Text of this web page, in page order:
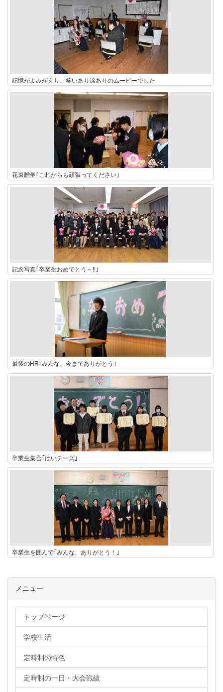
記憶がよみがえり、笑いあり涙ありのムービーでした
花束贈呈｢これからも頑張ってください｣
記念写真｢卒業生おめでとう～!!｣
最後のHR｢みんな、今までありがとう｣
卒業生集合｢はいチーズ｣
卒業生を囲んで｢みんな、ありがとう！｣
メニュー
トップページ
学校生活
定時制の特色
定時制の一日・大会戦績